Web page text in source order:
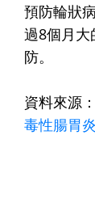
預防輪狀
過8個月大
防。
資料來源：
毒性腸胃